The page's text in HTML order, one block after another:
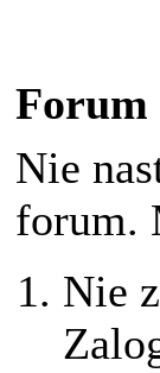
Forum
Nie
forum.
Nie